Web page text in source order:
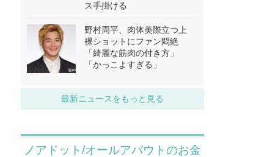
ス手掛ける
野村周平、肉体美際立つ上
裸ショットにファン悶絶
「綺麗な筋肉の付き方」
「かっこよすぎる」
最新ニュースをもっと見る
ノアドット/オールアバウトのお金